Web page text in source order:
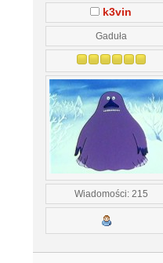
k3vin
Gaduła
Wiadomości: 215